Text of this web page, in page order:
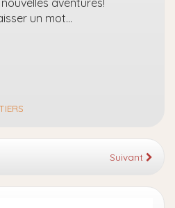
un mot…
Suivant